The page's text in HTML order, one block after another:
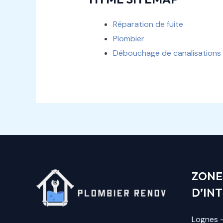
Réparation de fuite
Plombier
Débouchage de canalisations
Lognes